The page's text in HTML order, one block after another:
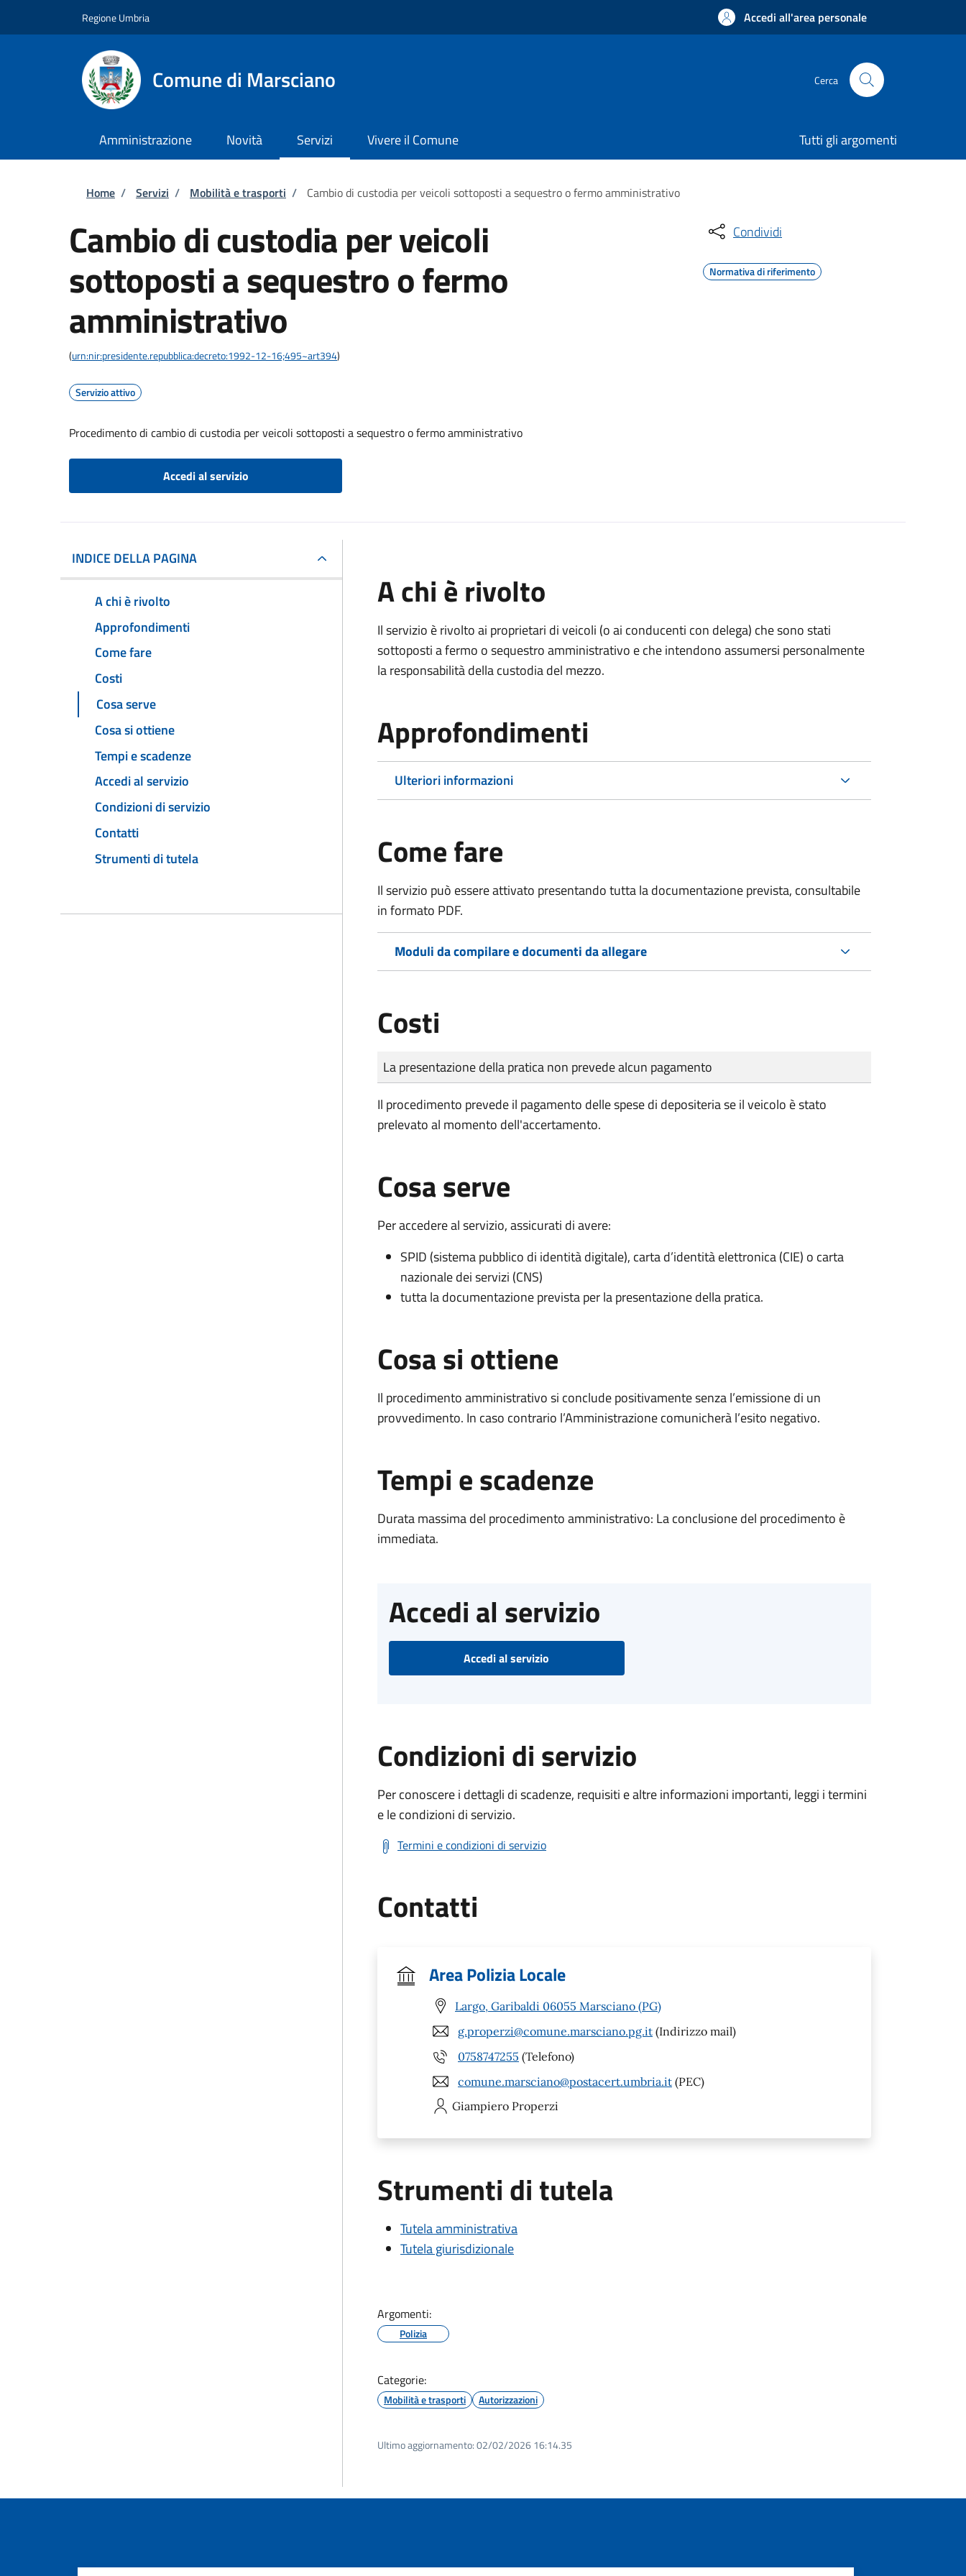
Regione Umbria Accedi all'area personale
Comune di Marsciano Cerca
Amministrazione Novità Servizi Vivere il Comune Tutti gli argomenti
Briciole di pane
Home / Servizi / Mobilità e trasporti / Cambio di custodia per veicoli sottoposti a sequestro o fermo amministrativo
Cambio di custodia per veicoli
sottoposti a sequestro o fermo
amministrativo
(urn:nir:presidente.repubblica:decreto:1992-12-16;495~art394)
Servizio attivo
Procedimento di cambio di custodia per veicoli sottoposti a sequestro o fermo amministrativo
Accedi al servizio
Condividi
Normativa di riferimento
INDICE DELLA PAGINA
A chi è rivolto
Approfondimenti
Come fare
Costi
Cosa serve
Cosa si ottiene
Tempi e scadenze
Accedi al servizio
Condizioni di servizio
Contatti
Strumenti di tutela
A chi è rivolto
Il servizio è rivolto ai proprietari di veicoli (o ai conducenti con delega) che sono stati
sottoposti a fermo o sequestro amministrativo e che intendono assumersi personalmente
la responsabilità della custodia del mezzo.
Approfondimenti
Ulteriori informazioni
Come fare
Il servizio può essere attivato presentando tutta la documentazione prevista, consultabile
in formato PDF.
Moduli da compilare e documenti da allegare
Costi
Tipo di pagamento
Importo
La presentazione della pratica non prevede alcun pagamento
Il procedimento prevede il pagamento delle spese di depositeria se il veicolo è stato
prelevato al momento dell'accertamento.
Cosa serve
Per accedere al servizio, assicurati di avere:
SPID (sistema pubblico di identità digitale), carta d’identità elettronica (CIE) o carta
nazionale dei servizi (CNS)
tutta la documentazione prevista per la presentazione della pratica.
Cosa si ottiene
Il procedimento amministrativo si conclude positivamente senza l’emissione di un
provvedimento. In caso contrario l’Amministrazione comunicherà l’esito negativo.
Tempi e scadenze
Durata massima del procedimento amministrativo: La conclusione del procedimento è
immediata.
Accedi al servizio
Accedi al servizio
Condizioni di servizio
Per conoscere i dettagli di scadenze, requisiti e altre informazioni importanti, leggi i termini
e le condizioni di servizio.
Termini e condizioni di servizio
Contatti
Area Polizia Locale
Largo, Garibaldi 06055 Marsciano (PG)
g.properzi@comune.marsciano.pg.it (Indirizzo mail)
0758747255 (Telefono)
comune.marsciano@postacert.umbria.it (PEC)
Giampiero Properzi
Strumenti di tutela
Tutela amministrativa
Tutela giurisdizionale
Argomenti:
Polizia
Categorie:
Mobilità e trasporti Autorizzazioni
Ultimo aggiornamento:02/02/2026 16:14.35